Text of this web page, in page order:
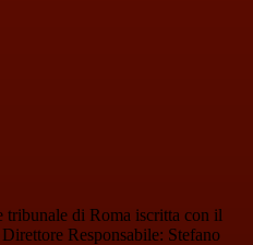
tribunale di Roma iscritta con il
Responsabile: Stefano